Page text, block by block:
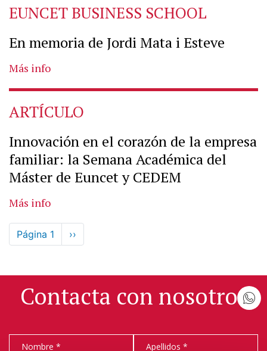
EUNCET BUSINESS SCHOOL
En memoria de Jordi Mata i Esteve
Más info
ARTÍCULO
Innovación en el corazón de la empresa
familiar: la Semana Académica del
Máster de Euncet y CEDEM
Más info
Paginación
Página 1
Siguiente
página
››
Contacta con nosotros